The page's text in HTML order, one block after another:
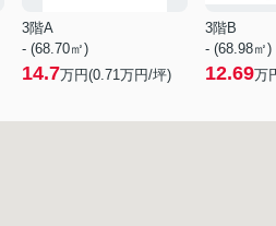
3階A
- (68.70㎡)
14.7万円(0.71万円/坪)
3階B
- (68.98㎡)
12.69万